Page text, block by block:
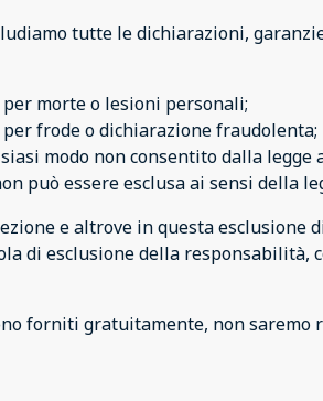
tutte le dichiarazioni,
morte o lesioni personali;
frode o dichiarazione fraudolenta;
modo non consentito dalla legge
può essere esclusa ai sensi della
e altrove in questa esclusione
di esclusione della
forniti gratuitamente, non